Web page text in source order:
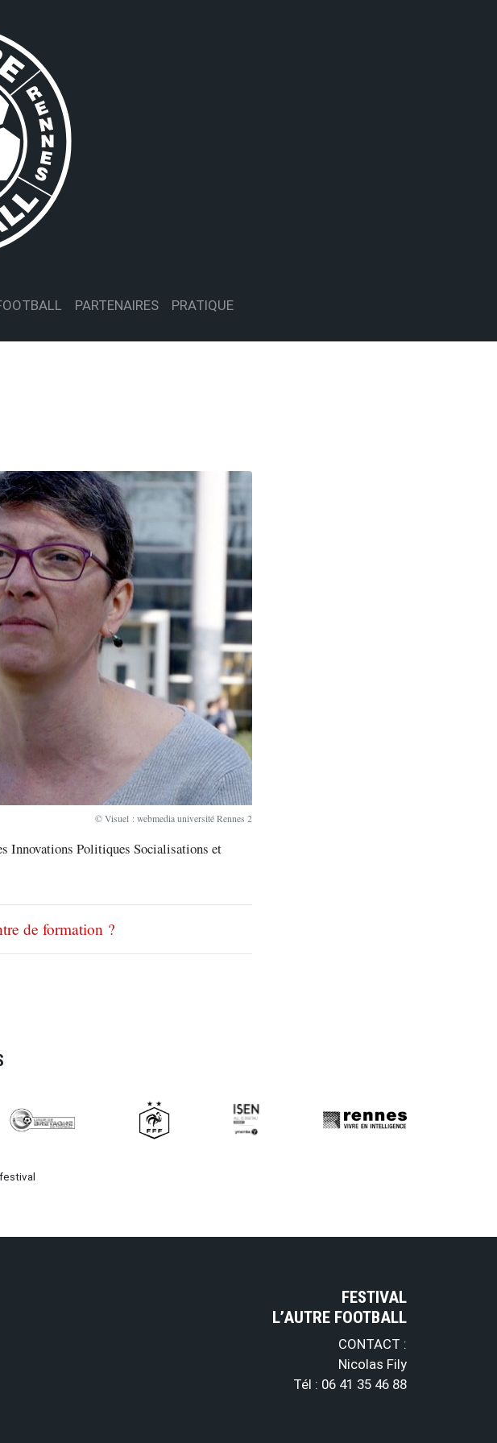
PARTENAIRES PRATIQUE
© Visuel : webmedia université Rennes 2
Innovations Politiques Socialisations et
de formation ?
FESTIVAL
L’AUTRE FOOTBALL
CONTACT :
Nicolas Fily
Tél : 06 41 35 46 88